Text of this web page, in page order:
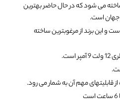
می شود که در حال حاضر بهترین
جهان است.
این برند از مرغوبترین ساخته
قابلیتهای مهم آن به شمار می رود.